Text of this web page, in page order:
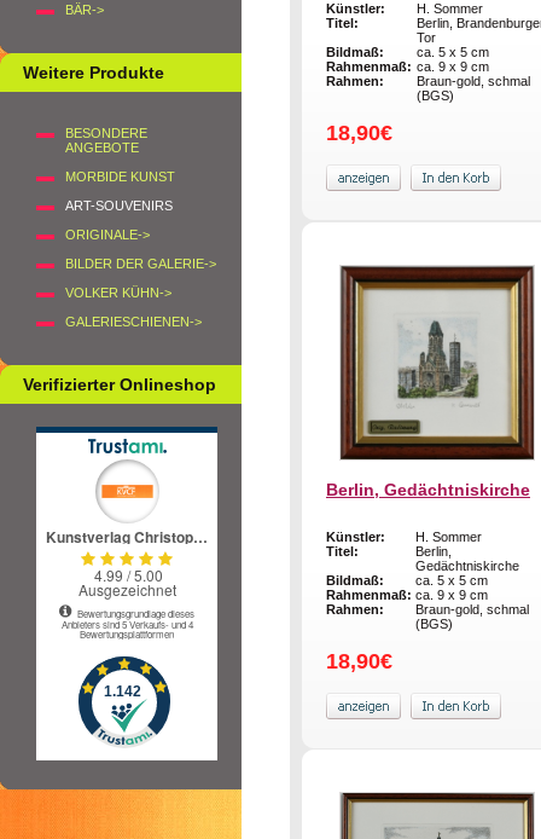
BÄR->
Weitere Produkte
BESONDERE
ANGEBOTE
MORBIDE KUNST
ART-SOUVENIRS
ORIGINALE->
BILDER DER GALERIE->
VOLKER KÜHN->
GALERIESCHIENEN->
Verifizierter Onlineshop
Künstler:
H. Sommer
Titel:
Berlin,
Tor
Bildmaß:
ca. 5 x 5 cm
Rahmenmaß: ca. 9 x 9 cm
Rahmen:
Braun-gold, schmal
(BGS)
18,90€
Berlin, Gedächtniskirche
Künstler:
H. Sommer
Titel:
Berlin,
Gedächtniskirche
Bildmaß:
ca. 5 x 5 cm
Rahmenmaß: ca. 9 x 9 cm
Rahmen:
Braun-gold, schmal
(BGS)
18,90€